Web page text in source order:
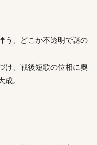
う、どこか不透明で謎の
け、戰後短歌の位相に奧
。